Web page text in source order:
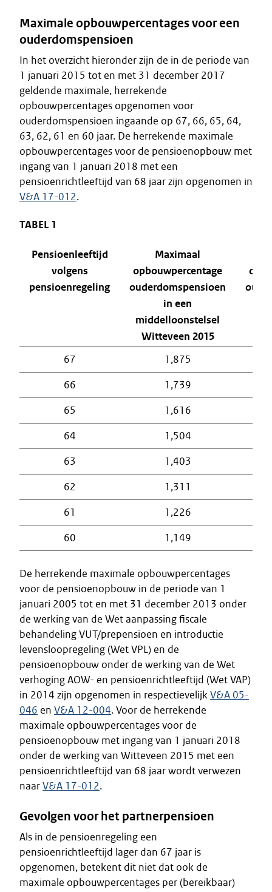
Maximale opbouwpercentages voor een
ouderdomspensioen
In het overzicht hieronder zijn de in de periode van
1 januari 2015 tot en met 31 december 2017
geldende maximale, herrekende
opbouwpercentages opgenomen voor
ouderdomspensioen ingaande op 67, 66, 65, 64,
63, 62, 61 en 60 jaar. De herrekende maximale
opbouwpercentages voor de pensioenopbouw met
ingang van 1 januari 2018 met een
pensioenrichtleeftijd van 68 jaar zijn opgenomen in
V&A 17-012.
TABEL 1
Pensioenleeftijd
volgens
pensioenregeling
Maximaal
opbouwpercentage
ouderdomspensioen
in een
middelloonstelsel
Witteveen 2015
67
1,875
66
1,739
65
1,616
64
1,504
63
1,403
62
1,311
61
1,226
60
1,149
De herrekende maximale opbouwpercentages
voor de pensioenopbouw in de periode van 1
januari 2005 tot en met 31 december 2013 onder
de werking van de Wet aanpassing fiscale
behandeling VUT/prepensioen en introductie
levensloopregeling (Wet VPL) en de
pensioenopbouw onder de werking van de Wet
verhoging AOW- en pensioenrichtleeftijd (Wet VAP)
in 2014 zijn opgenomen in respectievelijkV&A 05-
046 en V&A 12-004. Voor de herrekende
maximale opbouwpercentages voor de
pensioenopbouw met ingang van 1 januari 2018
onder de werking van Witteveen 2015 met een
pensioenrichtleeftijd van 68 jaar wordt verwezen
naarV&A 17-012.
Gevolgen voor het partnerpensioen
Als in de pensioenregeling een
pensioenrichtleeftijd lager dan 67 jaar is
opgenomen, betekent dit niet dat ook de
maximale opbouwpercentages per (bereikbaar)